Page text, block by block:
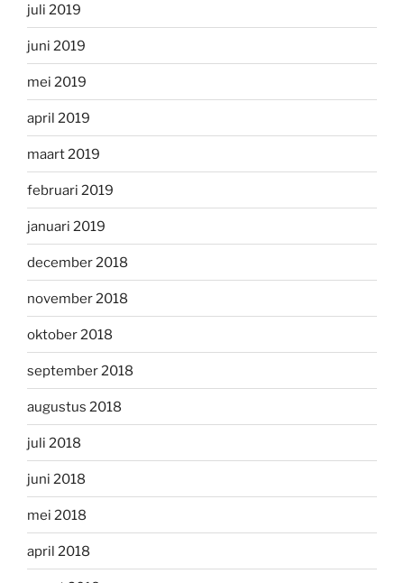
juli 2019
juni 2019
mei 2019
april 2019
maart 2019
februari 2019
januari 2019
december 2018
november 2018
oktober 2018
september 2018
augustus 2018
juli 2018
juni 2018
mei 2018
april 2018